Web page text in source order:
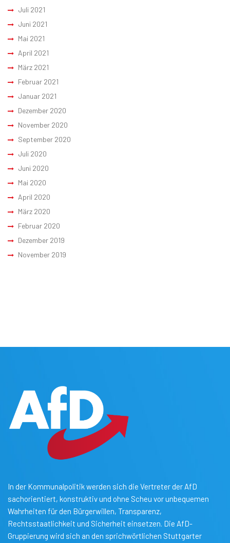
Juli 2021
Juni 2021
Mai 2021
April 2021
März 2021
Februar 2021
Januar 2021
Dezember 2020
November 2020
September 2020
Juli 2020
Juni 2020
Mai 2020
April 2020
März 2020
Februar 2020
Dezember 2019
November 2019
In der Kommunalpolitik werden sich die Vertreter der AfD
sachorientiert, konstruktiv und ohne Scheu vor unbequemen
Wahrheiten für den Bürgerwillen, Transparenz,
Rechtsstaatlichkeit und Sicherheit einsetzen. Die AfD-
Gruppierung wird sich an den sprichwörtlichen Stuttgarter